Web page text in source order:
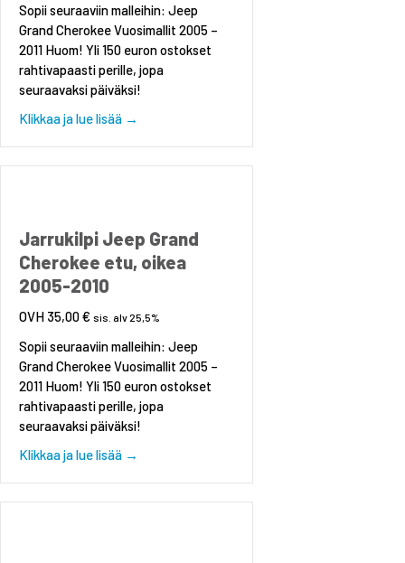
Sopii seuraaviin malleihin: Jeep
Grand Cherokee Vuosimallit 2005 –
2011 Huom! Yli 150 euron ostokset
rahtivapaasti perille, jopa
seuraavaksi päiväksi!
Klikkaa ja lue lisää →
Jarrukilpi Jeep Grand
Cherokee etu, oikea
2005-2010
35,00€ sis. alv 25,5%
Sopii seuraaviin malleihin: Jeep
Grand Cherokee Vuosimallit 2005 –
2011 Huom! Yli 150 euron ostokset
rahtivapaasti perille, jopa
seuraavaksi päiväksi!
Klikkaa ja lue lisää →